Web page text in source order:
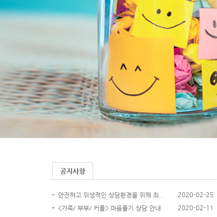
공지사항
안전하고 위생적인 상담환경을 위해 최..
2020-02-25
<가족/ 부부/ 커플> 마음풀기 상담 안내
2020-02-11